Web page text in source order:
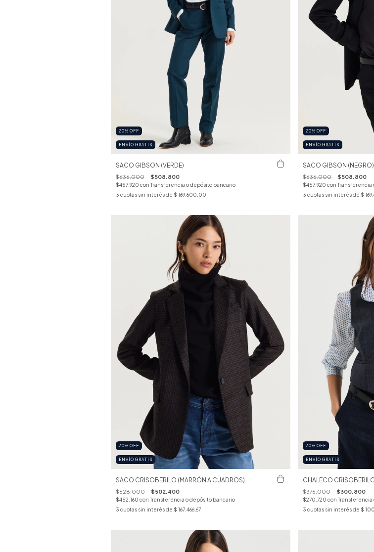
20% OFF
ENVÍO GRATIS
SACO GIBSON (VERDE)
$636.000 $508.800
$457.920 con Transferencia o depósito bancario
3 cuotas sin interés de $ 169.600,00
20%OFF
ENVÍO GRATIS
SACO GIBSON (NEGRO)
$636.000 $508.800
$457.920con Transferencia
3 cuotas sin interés de $
20% OFF
ENVÍO GRATIS
SACO CRISOBERILO (MARRÓN A CUADROS)
$628.000 $502.400
$452.160 con Transferencia o depósito bancario
3 cuotas sin interés de $ 167.466,67
20%OFF
ENVÍO GRATIS
CHALECO
$376.000 $300.800
$270.720con Transferencia
3 cuotas sin interés de $